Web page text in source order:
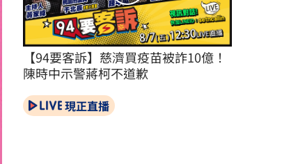
【94要客訴】慈濟買疫苗被詐10億！
陳時中示警蔣柯不道歉
現正直播